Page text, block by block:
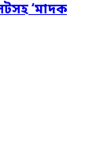
‘মাদক